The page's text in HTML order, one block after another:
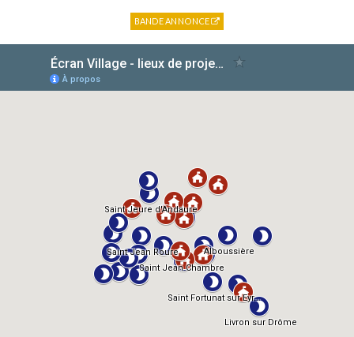
BANDE ANNONCE